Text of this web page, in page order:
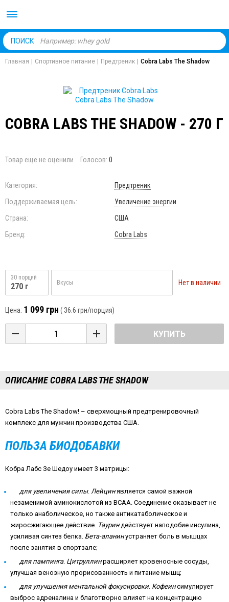
ПОИСК
Главная Спортивное питание Предтреник Cobra Labs The Shadow
COBRA LABS THE SHADOW - 270 Г
Товар еще не оценили Голосов: 0
Категория:
Предтреник
Поддерживаемая цель:
Увеличение энергии
Страна:
США
Бренд:
Cobra Labs
30 порций
270 г Вкусы Нет в наличии
Цена: 1 099 грн ( 36.6 грн/порция)
КУПИТЬ
ОПИСАНИЕ COBRA LABS THE SHADOW
Cobra Labs The Shadow! – сверхмощный предтренировочный
комплекс для мужчин производства США.
ПОЛЬЗА БИОДОБАВКИ
Кобра Лабс Зе Шедоу имеет 3 матрицы:
для увеличения силы. Лейцинявляется самой важной
незаменимой аминокислотой из BCAA. Соединение оказывает не
только анаболическое, но также антикатаболическое и
жиросжигающее действие. Тауриндействует наподобие инсулина,
усиливая синтез белка. Бета-аланинустраняет боль в мышцах
после занятия в спортзале;
для пампинга. Цитруллинрасширяет кровеносные сосуды,
улучшая венозную прорисованность и питание мышц;
для улучшения ментальной фокусировки. Кофеинсимулирует
выброс адреналина и благотворно влияет на концентрацию